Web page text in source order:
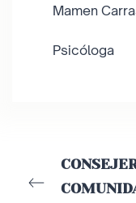
Mamen
Psicóloga